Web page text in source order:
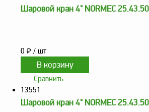
контроллеры
Краны раздаточные,
з/ч и комплектующие
Резервуарное
оборудование
Запорная арматура
Шаровой кран 4" NORMEC 25.43.50
0 ₽ / шт
Сравнить
13551
Шаровой кран 4" NORMEC 25.43.50